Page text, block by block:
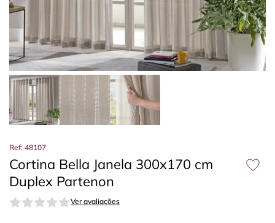
Ref: 48107
Cortina Bella Janela 300x170 cm
Duplex Partenon
Ver avaliações